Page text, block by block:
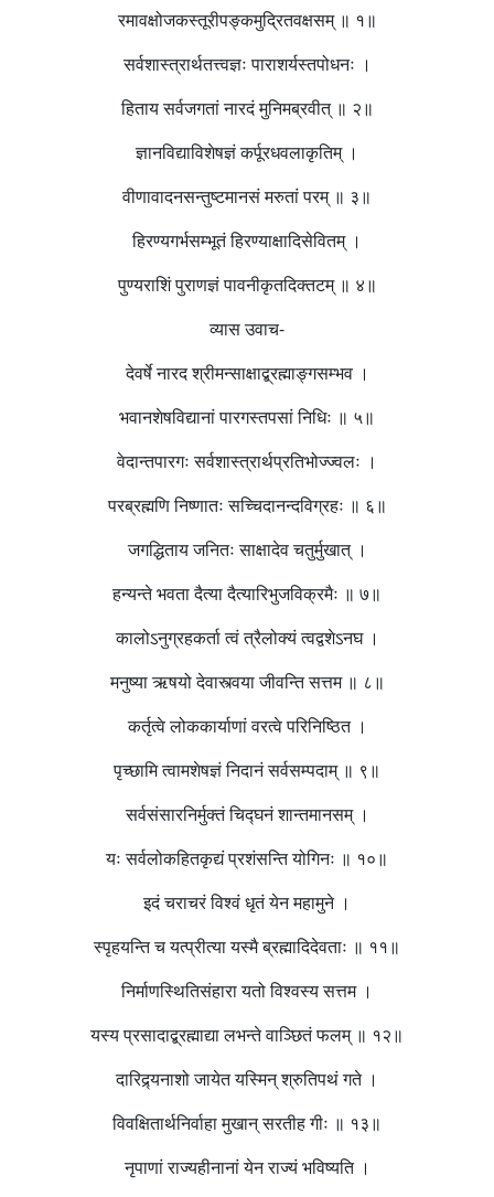
रमावक्षोजकस्तूरीपङ्कमुद्रितवक्षसम् ॥ १॥
सर्वशास्त्रार्थतत्त्वज्ञः पाराशर्यस्तपोधनः ।
हिताय सर्वजगतां नारदं मुनिमब्रवीत् ॥ २॥
ज्ञानविद्याविशेषज्ञं कर्पूरधवलाकृतिम् ।
वीणावादनसन्तुष्टमानसं मरुतां परम् ॥ ३॥
हिरण्यगर्भसम्भूतं हिरण्याक्षादिसेवितम् ।
पुण्यराशिं पुराणज्ञं पावनीकृतदिक्तटम् ॥ ४॥
व्यास उवाच-
देवर्षे नारद श्रीमन्साक्षाद्ब्रह्माङ्गसम्भव ।
भवानशेषविद्यानां पारगस्तपसां निधिः ॥ ५॥
वेदान्तपारगः सर्वशास्त्रार्थप्रतिभोज्ज्वलः ।
परब्रह्मणि निष्णातः सच्चिदानन्दविग्रहः ॥ ६॥
जगद्धिताय जनितः साक्षादेव चतुर्मुखात् ।
हन्यन्ते भवता दैत्या दैत्यारिभुजविक्रमैः ॥ ७॥
कालोऽनुग्रहकर्ता त्वं त्रैलोक्यं त्वद्वशेऽनघ ।
मनुष्या ऋषयो देवास्त्वया जीवन्ति सत्तम ॥ ८॥
कर्तृत्वे लोककार्याणां वरत्वे परिनिष्ठित ।
पृच्छामि त्वामशेषज्ञं निदानं सर्वसम्पदाम् ॥ ९॥
सर्वसंसारनिर्मुक्तं चिद्घनं शान्तमानसम् ।
यः सर्वलोकहितकृद्यं प्रशंसन्ति योगिनः ॥ १०॥
इदं चराचरं विश्वं धृतं येन महामुने ।
स्पृहयन्ति च यत्प्रीत्या यस्मै ब्रह्मादिदेवताः ॥ ११॥
निर्माणस्थितिसंहारा यतो विश्वस्य सत्तम ।
यस्य प्रसादाद्ब्रह्माद्या लभन्ते वाञ्छितं फलम् ॥ १२॥
दारिद्र्यनाशो जायेत यस्मिन् श्रुतिपथं गते ।
विवक्षितार्थनिर्वाहा मुखान् सरतीह गीः ॥ १३॥
नृपाणां राज्यहीनानां येन राज्यं भविष्यति ।